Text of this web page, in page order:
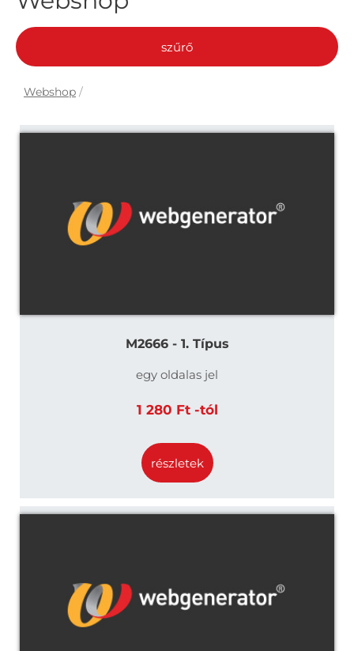
szűrő
Webshop /
M2666 - 1. Típus
egy oldalas jel
1 280 Ft -tól
részletek